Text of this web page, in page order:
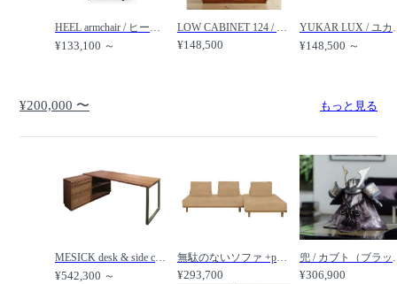
HEEL armchair / ヒール アームチェア PM123 / ROCKSTONE / ロックストーン
¥133,100 ～
LOW CABINET 124 / ローキャビネット 124 / source / ソース
¥148,500
YUKAR LUX / ユカ
¥148,500 ～
¥200,000 〜 もっと見る
MESICK desk & side chest / ミーシック デスク & サイドチェスト / REAL Style / リアルスタイル
¥542,300 ～
無駄のないソファ +pet / 無駄のないソファ ベース2点 ＋ 背3点（ペット対応生地） / Fumi / フミ
¥293,700
兜 / カブ
¥306,900